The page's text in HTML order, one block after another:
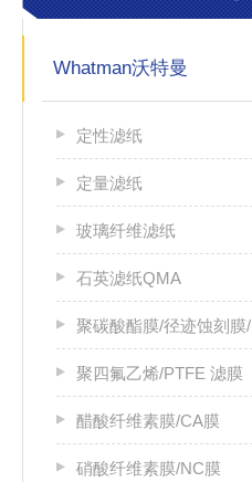
Whatman沃特曼
定性滤纸
定量滤纸
玻璃纤维滤纸
石英滤纸QMA
聚碳酸酯膜/径迹蚀刻膜/PC膜
聚四氟乙烯/PTFE 滤膜
醋酸纤维素膜/CA膜
硝酸纤维素膜/NC膜